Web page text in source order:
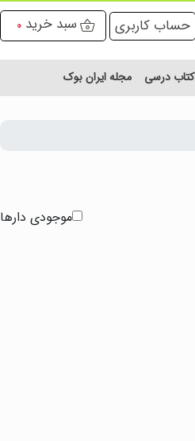
حساب کاربری سبد خرید 0
کتاب درسی مجله ایران بوک
موجودی دارها